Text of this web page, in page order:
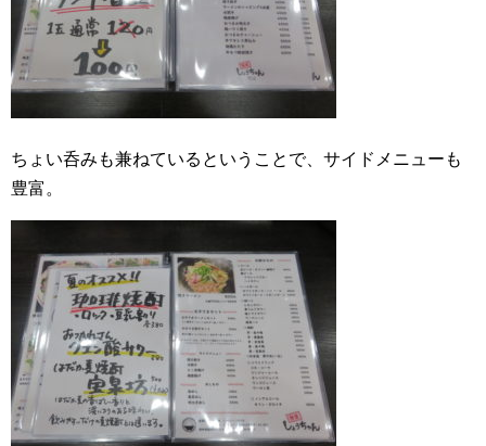
ちょい呑みも兼ねているということで、サイドメニューも
豊富。